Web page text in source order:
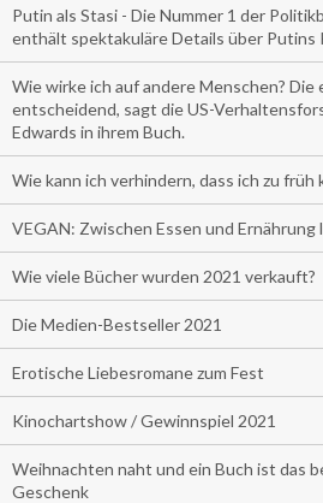
Putin als Stasi - Die Nummer 1 der
enthält spektakuläre Details über Putins
Wie wirke ich auf andere Menschen?
entscheidend, sagt die US-
Edwards in ihrem Buch.
Wie kann ich verhindern, dass ich zu früh
VEGAN: Zwischen Essen und Ernährung
Wie viele Bücher wurden 2021 verkauft?
Die Medien-Bestseller 2021
Erotische Liebesromane zum Fest
Kinochartshow / Gewinnspiel 2021
Weihnachten naht und ein Buch ist das
Geschenk